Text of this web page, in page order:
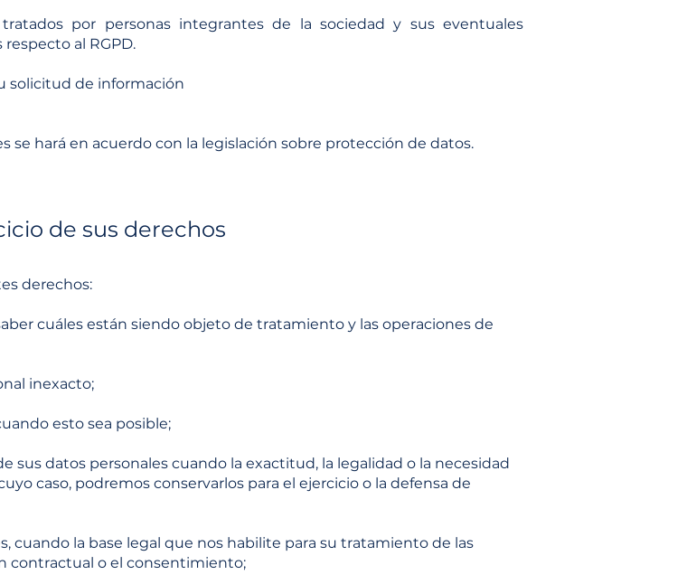
por personas integrantes de la sociedad y sus eventuales
al RGPD.
solicitud de información
hará en acuerdo con la legislación sobre protección de datos.
de sus derechos
derechos:
cuáles están siendo objeto de tratamiento y las operaciones de
inexacto;
esto sea posible;
datos personales cuando la exactitud, la legalidad o la necesidad
caso, podremos conservarlos para el ejercicio o la defensa de
cuando la base legal que nos habilite para su tratamiento de las
contractual o el consentimiento;